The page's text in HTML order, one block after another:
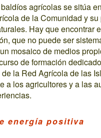
agrícolas se sitúa
de la Comunidad y
Hay que encontrar
que no puede ser
mosaico de medios
de formación
la Red Agrícola de las
a los agricultores y a las
energía positiva